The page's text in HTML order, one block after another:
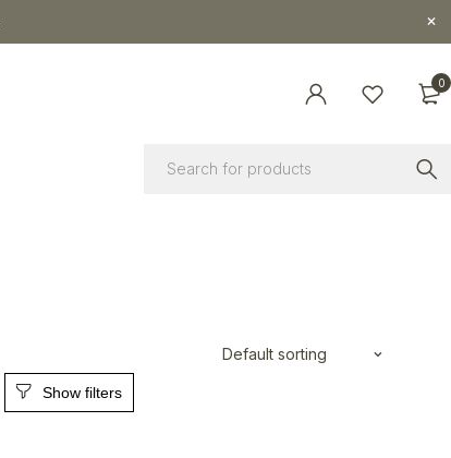
0
Default sorting